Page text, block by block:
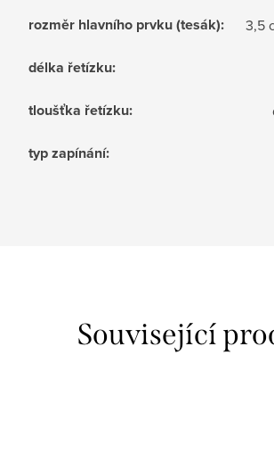
rozměr hlavního prvku (tesák): 3,5
délka řetízku:
tloušťka řetízku:
typ zapínání:
Související